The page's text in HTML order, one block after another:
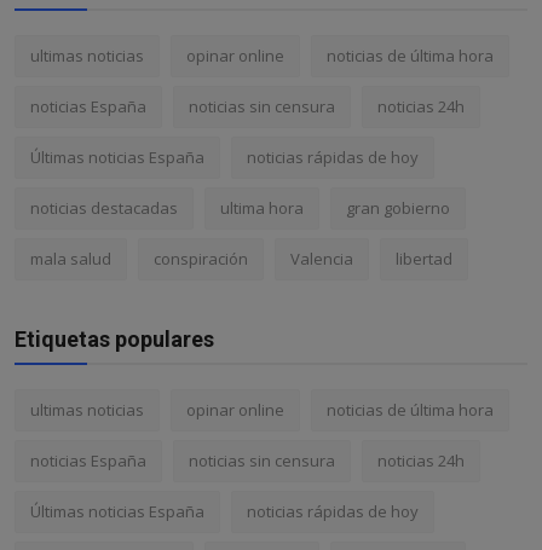
ultimas noticias opinar online noticias de última hora
noticias España noticias sin censura noticias 24h
Últimas noticias España noticias rápidas de hoy
noticias destacadas ultima hora gran gobierno
mala salud conspiración Valencia libertad
Etiquetas populares
ultimas noticias opinar online noticias de última hora
noticias España noticias sin censura noticias 24h
Últimas noticias España noticias rápidas de hoy